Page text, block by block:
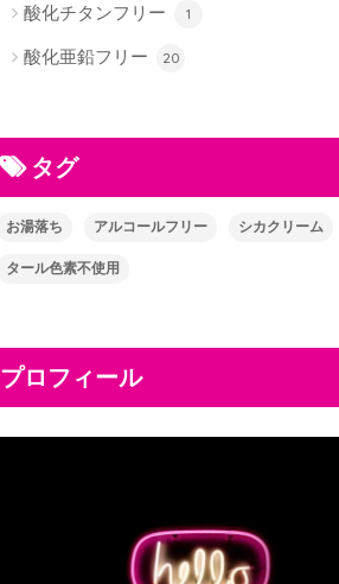
酸化チタンフリー 1
酸化亜鉛フリー 20
タグ
お湯落ち アルコールフリー シカクリーム
タール色素不使用
プロフィール